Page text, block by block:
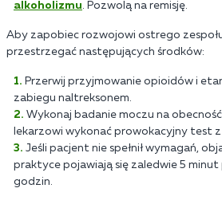
alkoholizmu. Pozwolą na remisję.
Aby zapobiec rozwojowi ostrego
przestrzegać następujących środków:
Przerwij przyjmowanie opioidów i
zabiegu naltreksonem.
Wykonaj badanie moczu na
lekarzowi wykonać prowokacyjny test z
Jeśli pacjent nie spełnił wymagań,
praktyce pojawiają się zaledwie 5
godzin.